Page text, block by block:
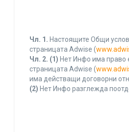
Чл. 1. Настоящите Общи
страницата Adwise (
Чл. 2. (1) Нет Инфо има право
страницата Adwise (
има действащи договорни
(2) Нет Инфо разглежда